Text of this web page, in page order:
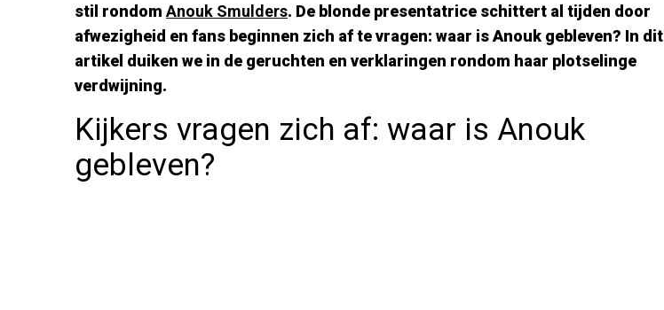
stil rondom Anouk Smulders. De blonde presentatrice schittert al tijden door
afwezigheid en fans beginnen zich af te vragen: waar is Anouk gebleven? In dit
artikel duiken we in de geruchten en verklaringen rondom haar plotselinge
verdwijning.
Kijkers vragen zich af: waar is Anouk
gebleven?